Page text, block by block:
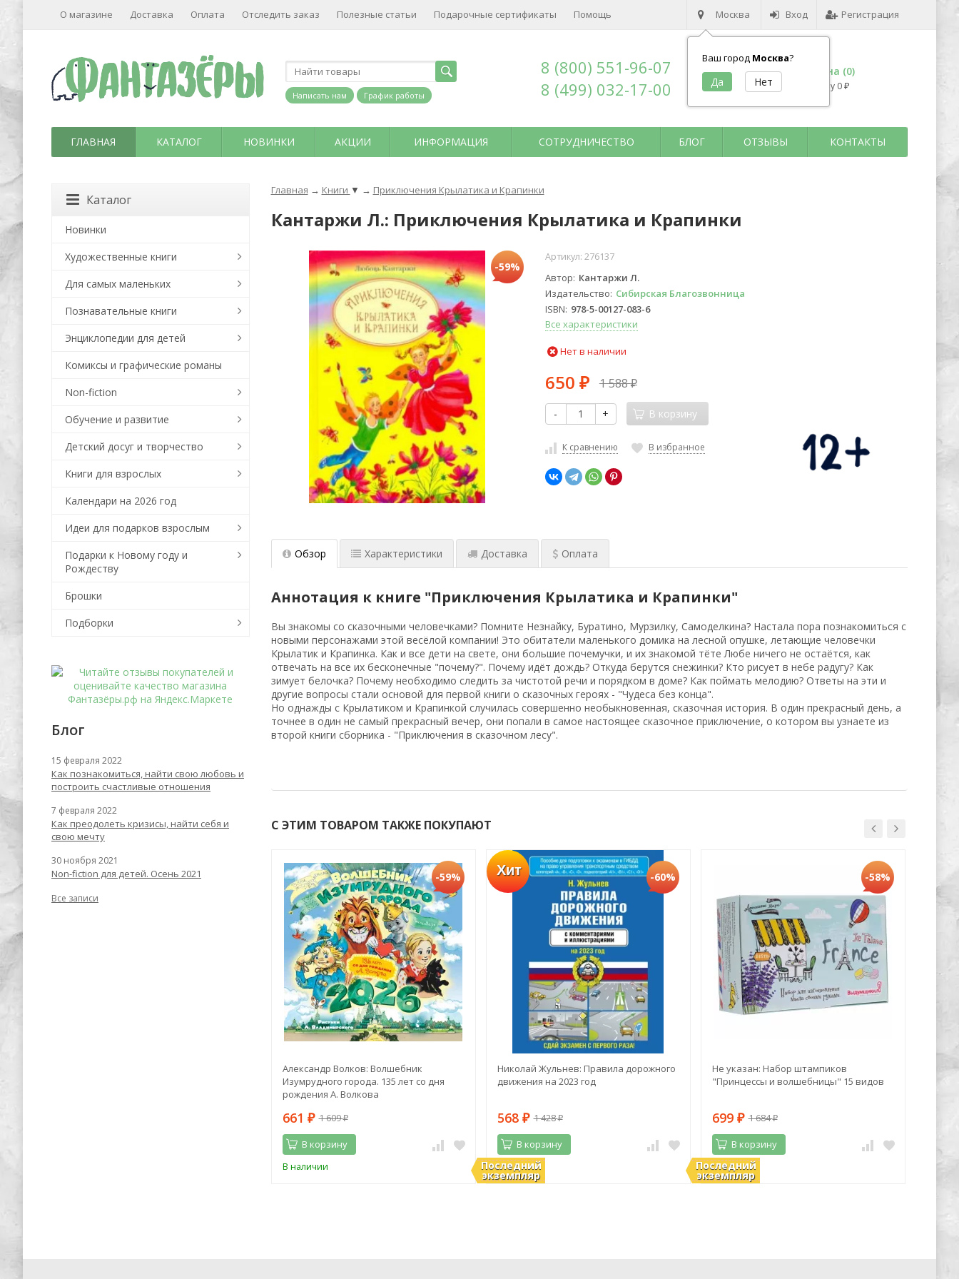
Москва
Ваш город Москва?
Вход Регистрация
О магазине Доставка Оплата Отследить заказ Полезные статьи Подарочные сертификаты Помощь
Написать нам График работы
8 (800) 551-96-07
8 (499) 032-17-00
Корзина (0)
на сумму 0 ₽
ГЛАВНАЯ КАТАЛОГ НОВИНКИ АКЦИИ ИНФОРМАЦИЯ СОТРУДНИЧЕСТВО БЛОГ ОТЗЫВЫ КОНТАКТЫ
Главная → Книги ▼ → Приключения Крылатика и Крапинки
Кантаржи Л.: Приключения Крылатика и Крапинки
-59%
Артикул: 276137
Автор Кантаржи Л.
Издательство Сибирская Благозвонница
ISBN 978-5-00127-083-6
Все характеристики
Нет в наличии
650 ₽ 1 588₽
- + В корзину
К сравнению В избранное
Обзор Характеристики Доставка Оплата
Аннотация к книге "Приключения Крылатика и Крапинки"
Вы знакомы со сказочными человечками? Помните Незнайку, Буратино, Мурзилку, Самоделкина? Настала пора познакомиться с
новыми персонажами этой весёлой компании! Это обитатели маленького домика на лесной опушке, летающие человечки
Крылатик и Крапинка. Как и все дети на свете, они большие почемучки, и их знакомой тёте Любе ничего не остаётся, как
отвечать на все их бесконечные "почему?". Почему идёт дождь? Откуда берутся снежинки? Кто рисует в небе радугу? Как
зимует белочка? Почему необходимо следить за чистотой речи и порядком в доме? Как поймать мелодию? Ответы на эти и
другие вопросы стали основой для первой книги о сказочных героях - "Чудеса без конца".
Но однажды с Крылатиком и Крапинкой случилась совершенно необыкновенная, сказочная история. В один прекрасный день, а
точнее в один не самый прекрасный вечер, они попали в самое настоящее сказочное приключение, о котором вы узнаете из
второй книги сборника - "Приключения в сказочном лесу".
С ЭТИМ ТОВАРОМ ТАКЖЕ ПОКУПАЮТ
-55% -59%
Александр Волков: Волшебник
Изумрудного города. 135 лет со дня
рождения А. Волкова
661 ₽ 1 609₽
В корзину
В наличии
Хит
Последний
экземпляр
-60%
Николай Жульнев: Правила дорожного
движения на 2023 год
568 ₽ 1 428₽
В корзину
В наличии Последний
экземпляр
-58%
Не указан: Набор штампиков
"Принцессы и волшебницы" 15 видов
699 ₽ 1 684₽
В корзину
В наличии В
Каталог
Новинки
Художественные книги
Для самых маленьких
Познавательные книги
Энциклопедии для детей
Комиксы и графические романы
Non-fiction
Обучение и развитие
Детский досуг и творчество
Книги для взрослых
Календари на 2026 год
Идеи для подарков взрослым
Подарки к Новому году и
Рождеству
Брошки
Подборки
Блог
15 февраля 2022
Как познакомиться, найти свою любовь и
построить счастливые отношения
7 февраля 2022
Как преодолеть кризисы, найти себя и
свою мечту
30 ноября 2021
Non-fiction для детей. Осень 2021
Все записи